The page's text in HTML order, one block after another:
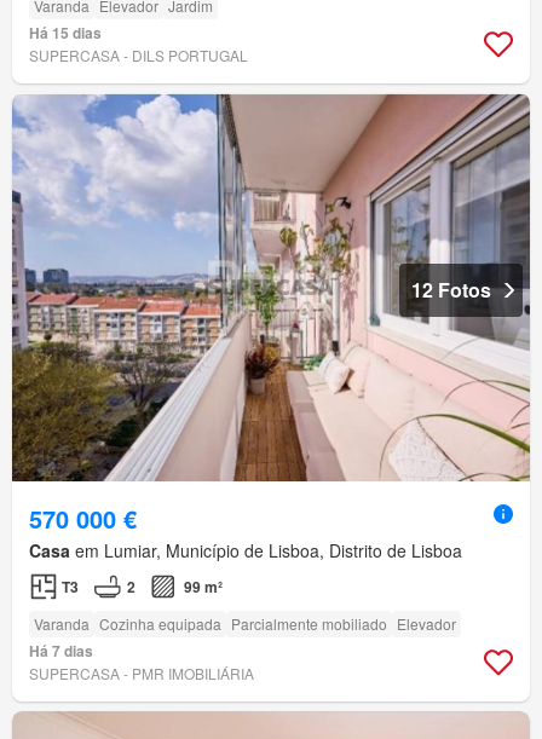
Varanda Elevador Jardim
Há 15 dias
SUPERCASA - DILS PORTUGAL
12 Fotos
570 000 €
Casa em Lumiar, Município de Lisboa, Distrito de Lisboa
T3 2 99 m²
Varanda Cozinha equipada Parcialmente mobiliado Elevador
Há 7 dias
SUPERCASA - PMR IMOBILIÁRIA